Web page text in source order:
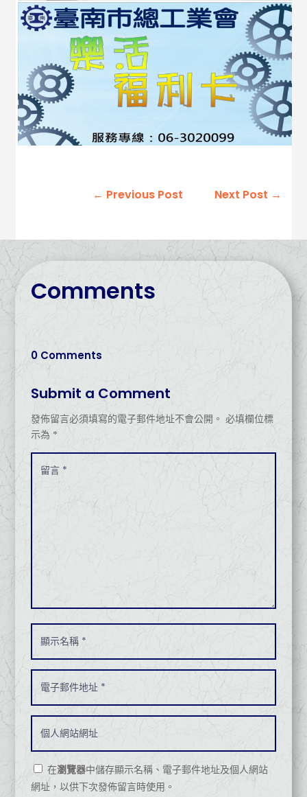
← Previous Post Next Post →
Comments
0 Comments
Submit a Comment
發佈留言必須填寫的電子郵件地址不會公開。 必填欄位標
示為 *
在瀏覽器中儲存顯示名稱、電子郵件地址及個人網站
網址，以供下次發佈留言時使用。